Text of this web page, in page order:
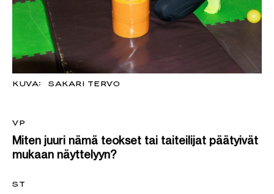
KUVA: SAKARI TERVO
VP
Miten juuri nämä teokset tai taiteilijat päätyivät
mukaan näyttelyyn?
ST